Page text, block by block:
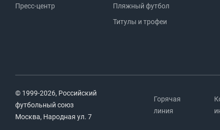
Пресс-центр
Пляжный футбол
Титулы и трофеи
© 1999-2026, Российский
футбольный союз
Москва, Народная ул. 7
Горячая
линия